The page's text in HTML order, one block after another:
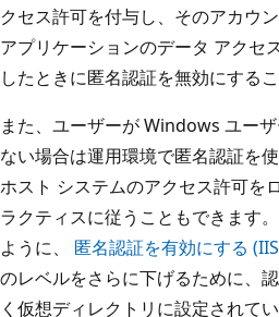
クセス許可を付与し、そのアカウ
アプリケーションのデータ アクセ
したときに匿名認証を無効にするこ
また、ユーザーが Windows ユー
ない場合は運用環境で匿名認証を
ホスト システムのアクセス許可を
ラクティスに従うこともできます
ように、 匿名認証を有効にする
のレベルをさらに下げるために、
く仮想ディレクトリに設定されて